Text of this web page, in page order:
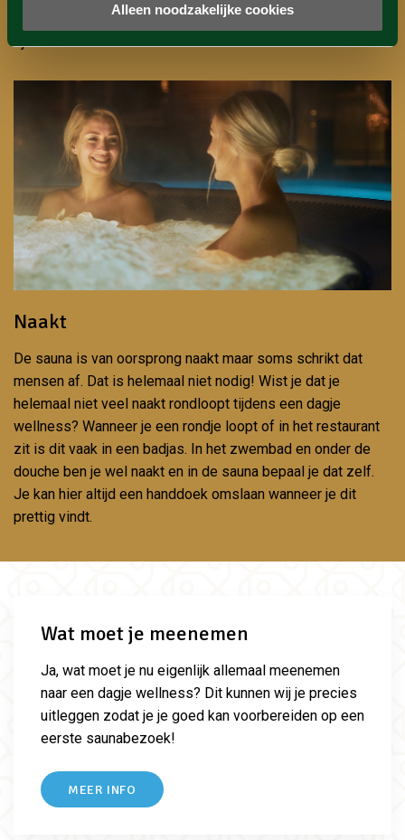
Alleen noodzakelijke cookies
reguliere dag zodat je beide hebt ervaren en weet wat jij het
fijnst vindt.
Naakt
De sauna is van oorsprong naakt maar soms schrikt dat
mensen af. Dat is helemaal niet nodig! Wist je dat je
helemaal niet veel naakt rondloopt tijdens een dagje
wellness? Wanneer je een rondje loopt of in het restaurant
zit is dit vaak in een badjas. In het zwembad en onder de
douche ben je wel naakt en in de sauna bepaal je dat zelf.
Je kan hier altijd een handdoek omslaan wanneer je dit
prettig vindt.
Wat moet je meenemen
Ja, wat moet je nu eigenlijk allemaal meenemen
naar een dagje wellness? Dit kunnen wij je precies
uitleggen zodat je je goed kan voorbereiden op een
eerste saunabezoek!
MEER INFO